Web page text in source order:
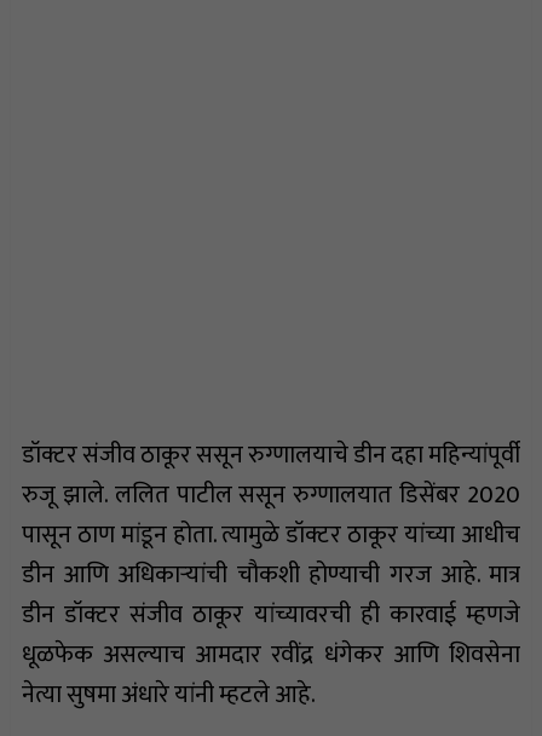
डॉक्टर संजीव ठाकूर ससून रुग्णालयाचे डीन दहा महिन्यांपूर्वी
रुजू झाले. ललित पाटील ससून रुग्णालयात डिसेंबर 2020
पासून ठाण मांडून होता. त्यामुळे डॉक्टर ठाकूर यांच्या आधीच
डीन आणि अधिकार्‍यांची चौकशी होण्याची गरज आहे. मात्र
डीन डॉक्टर संजीव ठाकूर यांच्यावरची ही कारवाई म्हणजे
धूळफेक असल्याच आमदार रवींद्र धंगेकर आणि शिवसेना
नेत्या सुषमा अंधारे यांनी म्हटले आहे.